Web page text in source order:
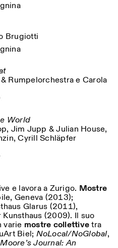
Brugiotti
Rumpelorchestra e Carola
World
Jim Jupp & Julian House,
Cyrill Schläpfer
e lavora a Zurigo. Mostre
Geneva (2013);
Glarus (2011),
(2009). Il suo
varie mostre collettivetra
Biel; NoLocal/NoGlobal,
Journal: An